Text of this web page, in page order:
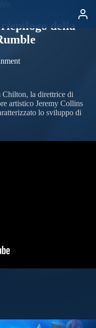
della
Chilton, la direttrice di
artistico Jeremy Collins
lo sviluppo di